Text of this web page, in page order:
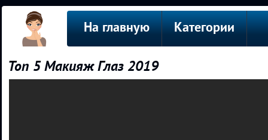
На главную Категории
Топ 5 Макияж Глаз 2019